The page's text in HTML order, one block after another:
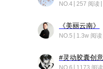
NO.4 257 阅读
《美丽云南》
NO.5 1.3w 阅读
NO.6 1173 阅读